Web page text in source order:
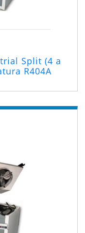
Split (4 a
R404A